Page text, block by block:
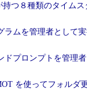
持つ８種類のタイムス
ラムを管理者として
ドプロンプトを管理
を使ってフォルダ